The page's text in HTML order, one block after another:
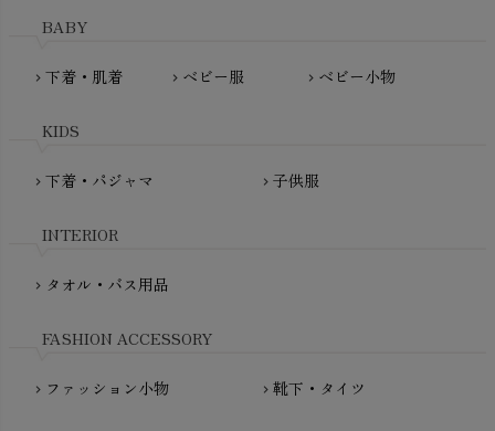
Haruulala（ハルウララ）
PeopleTree（ピープルツリー）
PRISTINE（プリスティン）
fromF（フロムエフ）
MATONA（マトナ）
mini rodini（ミニロディーニ）
My Little Cozmo（マイリトルコズモ）
NewNative（ニューネイティブ）
BABY
chevron_right 下着・肌着 chevron_right ベビー服 chevron_right ベビー小物
KIDS
chevron_right 下着・パジャマ chevron_right 子供服
INTERIOR
chevron_right タオル・バス用品
FASHION ACCESSORY
chevron_right ファッション小物 chevron_right 靴下・タイツ